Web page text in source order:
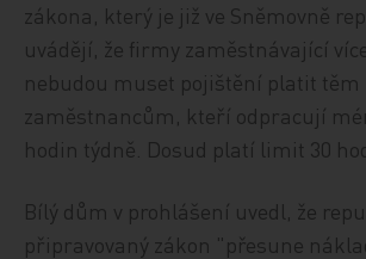
zákona, který je již ve Sněmovně
uvádějí, že firmy zaměstnávající
nebudou muset pojištění platit těm
zaměstnancům, kteří odpracují
hodin týdně. Dosud platí limit 30
Bílý dům v prohlášení uvedl, že
připravovaný zákon "přesune